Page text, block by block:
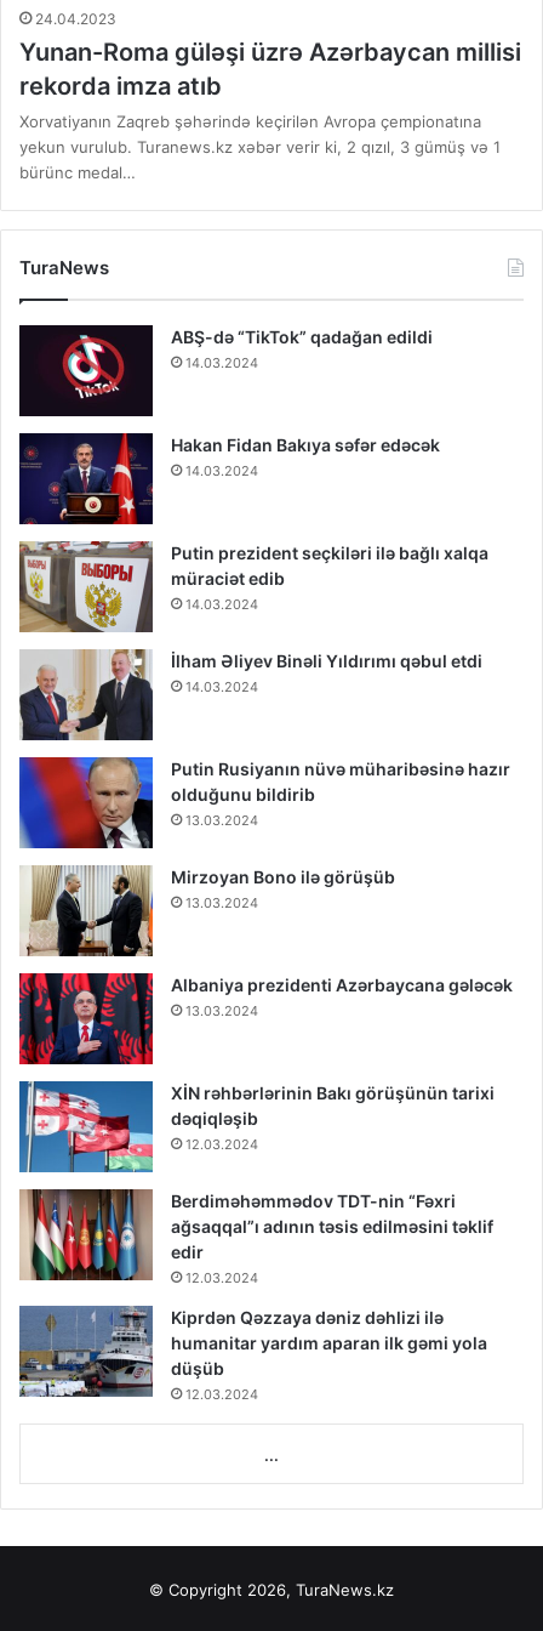
24.04.2023
Yunan-Roma güləşi üzrə Azərbaycan millisi
rekorda imza atıb
Xorvatiyanın Zaqreb şəhərində keçirilən Avropa çempionatına
yekun vurulub. Turanews.kz xəbər verir ki, 2 qızıl, 3 gümüş və 1
bürünc medal…
TuraNews
ABŞ-də “TikTok” qadağan edildi
14.03.2024
Hakan Fidan Bakıya səfər edəcək
14.03.2024
Putin prezident seçkiləri ilə bağlı xalqa
müraciət edib
14.03.2024
İlham Əliyev Binəli Yıldırımı qəbul etdi
14.03.2024
Putin Rusiyanın nüvə müharibəsinə hazır
olduğunu bildirib
13.03.2024
Mirzoyan Bono ilə görüşüb
13.03.2024
Albaniya prezidenti Azərbaycana gələcək
13.03.2024
XİN rəhbərlərinin Bakı görüşünün tarixi
dəqiqləşib
12.03.2024
Berdiməhəmmədov TDT-nin “Fəxri
ağsaqqal”ı adının təsis edilməsini təklif
edir
12.03.2024
Kiprdən Qəzzaya dəniz dəhlizi ilə
humanitar yardım aparan ilk gəmi yola
düşüb
12.03.2024
...
© Copyright 2026, TuraNews.kz